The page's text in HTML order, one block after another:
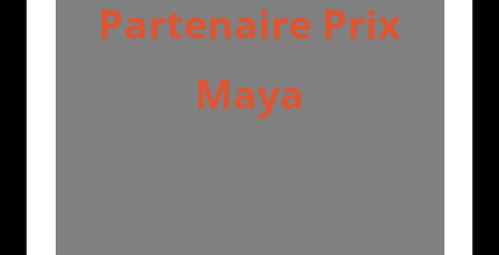
Partenaire Prix
Maya